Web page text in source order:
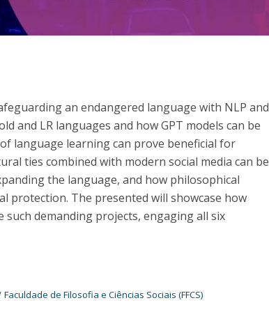
an endangered language with NLP and
and LR languages and how GPT models can be
language learning can prove beneficial for
ties combined with modern social media can be
the language, and how philosophical
protection. The presented will showcase how
demanding projects, engaging all six
Faculdade de Filosofia e Ciências Sociais (FFCS)